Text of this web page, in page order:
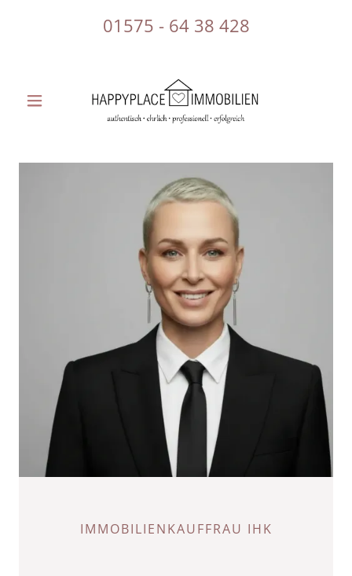
01575 - 64 38 428
IMMOBILIENKAUFFRAU IHK